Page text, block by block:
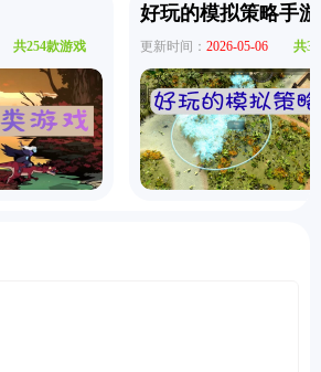
共254款游戏
好玩的模拟策略手游
更新时间： 2026-05-06 共